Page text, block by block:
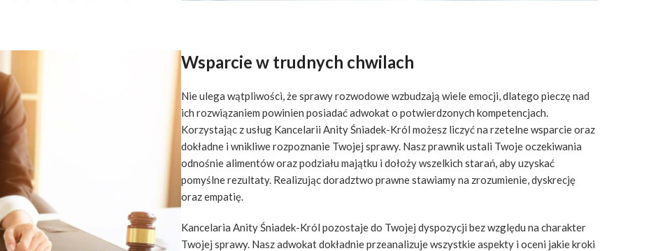
Wsparcie w trudnych chwilach
Nie ulega wątpliwości, że sprawy rozwodowe wzbudzają wiele emocji, dlatego pieczę nad
ich rozwiązaniem powinien posiadać adwokat o potwierdzonych kompetencjach.
Korzystając z usług Kancelarii Anity Śniadek-Król możesz liczyć na rzetelne wsparcie oraz
dokładne i wnikliwe rozpoznanie Twojej sprawy. Nasz prawnik ustali Twoje oczekiwania
odnośnie alimentów oraz podziału majątku i dołoży wszelkich starań, aby uzyskać
pomyślne rezultaty. Realizując doradztwo prawne stawiamy na zrozumienie, dyskrecję
oraz empatię.
Kancelaria Anity Śniadek-Król pozostaje do Twojej dyspozycji bez względu na charakter
Twojej sprawy. Nasz adwokat dokładnie przeanalizuje wszystkie aspekty i oceni jakie kroki